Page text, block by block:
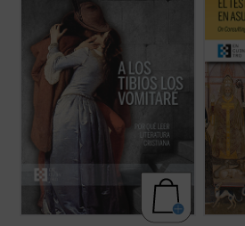
y sintetiza las introducciones a la lectura
con las que Baroncini encendía en los
chavales una pasión literaria y también
comunicaba un método de ...
su etapa
revista
decisiva